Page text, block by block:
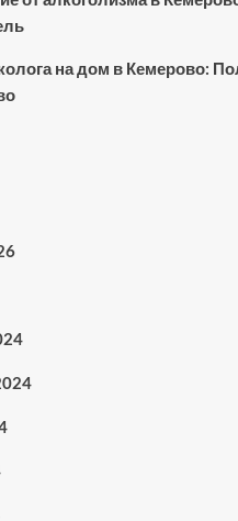
на дом в Кемерово: